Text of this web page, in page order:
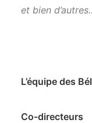
et bien
L’équipe des
Co-directeurs